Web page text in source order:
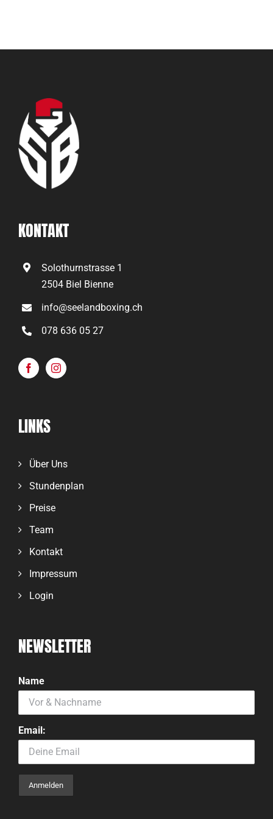
KONTAKT
Solothurnstrasse 1
2504 Biel Bienne
info@seelandboxing.ch
078 636 05 27
LINKS
Über Uns
Stundenplan
Preise
Team
Kontakt
Impressum
Login
NEWSLETTER
Name
Email: